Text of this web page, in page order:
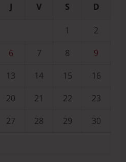
J V S D
1
2
6 7 8
9
13 14 15
16
20 21 22
23
27 28 29
30